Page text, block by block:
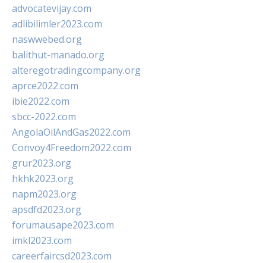
advocatevijay.com
adlibilimler2023.com
naswwebed.org
balithut-manado.org
alteregotradingcompany.org
aprce2022.com
ibie2022.com
sbcc-2022.com
AngolaOilAndGas2022.com
Convoy4Freedom2022.com
grur2023.org
hkhk2023.org
napm2023.org
apsdfd2023.org
forumausape2023.com
imkl2023.com
careerfaircsd2023.com